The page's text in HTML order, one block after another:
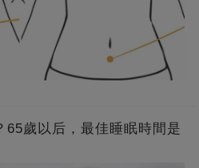
65歲以后，最佳睡眠時間是